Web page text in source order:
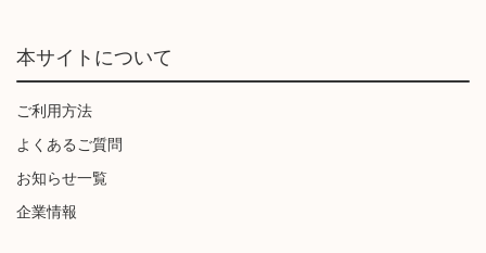
本サイトについて
ご利用方法
よくあるご質問
お知らせ一覧
企業情報